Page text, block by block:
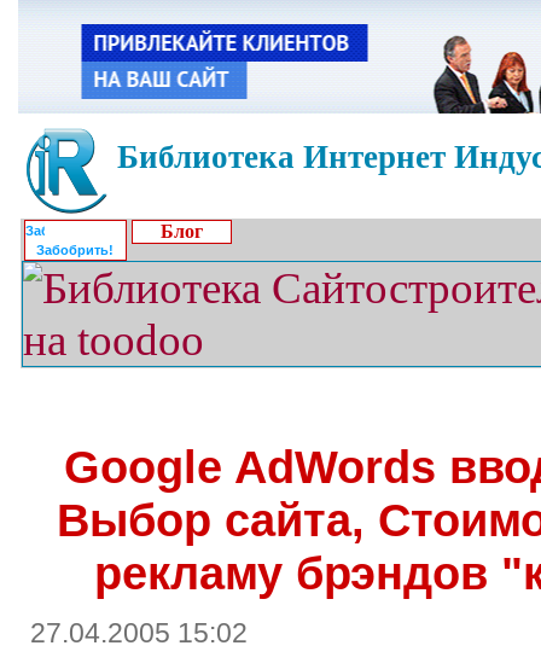
Библиотека Интернет
Забобрить!
Блог
Google AdWords
Выбор сайта,
рекламу брэндов
27.04.2005 15:02